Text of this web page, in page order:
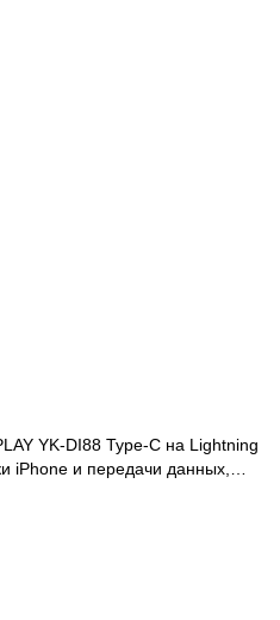
YK-DI88 Type-C на Lightning
iPhone и передачи данных,